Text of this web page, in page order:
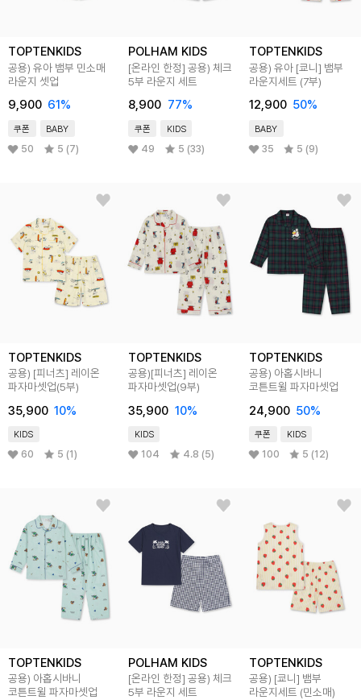
TOPTENKIDS
공용) 유아 뱀부 민소매
라운지 셋업
9,900 61 %
쿠폰 BABY
50 5 (7)
POLHAM KIDS
[온라인 한정] 공용) 체크
5부 라운지 세트
8,900 77%
쿠폰 KIDS
49 5 (33)
TOPTENKIDS
공용) 유아 [쿄니] 뱀부
라운지세트 (7부)
12,900 50%
BABY
35 5 (9)
TOPTENKIDS
공용) [피너츠] 레이온
파자마셋업(5부)
35,900 10%
KIDS
60 5 (1)
TOPTENKIDS
공용)[피너츠] 레이온
파자마셋업(9부)
35,900 10%
KIDS
104 4.8 (5)
TOPTENKIDS
공용) 아홉시바니
코튼트윌 파자마셋업
24,900 50%
쿠폰 KIDS
100 5 (12)
TOPTENKIDS
공용) 아홉시바니
코튼트윌 파자마셋업
POLHAM KIDS
[온라인 한정] 공용) 체크
5부 라운지 세트
TOPTENKIDS
공용) [쿄니] 뱀부
라운지세트 (민소매)